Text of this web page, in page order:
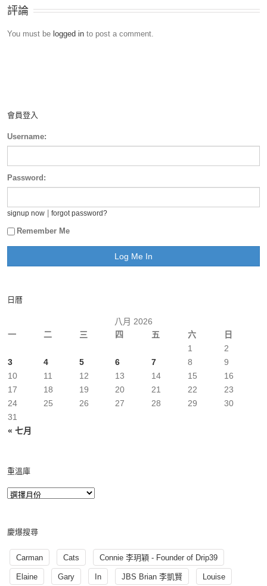
評論
You must be logged in to post a comment.
會員登入
Username:
Password:
signup now forgot password?
Remember Me
日曆
八月 2026
一
二 三 四 五 六 日
« 七月
1
2
3
4 5 6 7 8
9
10
11 12 13 14 15
16
17
18 19 20 21 22
23
24
25 26 27 28 29
30
31
重溫庫
慶爆搜尋
Carman Cats Connie 李玥穎 - Founder of Drip39
Elaine Gary In JBS Brian 李凱賢 Louise